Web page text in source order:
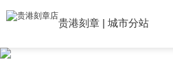
贵港刻章| 城市分站